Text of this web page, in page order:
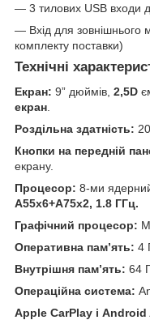
— 3 тилових USB входи
— Вхід для зовнішнього
комплекту поставки)
Технічні
Екран: 9” дюймів, 2,5D
екран
Роздільна здатність:
Кнопки на передній
екрану.
Процесор: 8-ми
A55x6+A75x2, 1.8 ГГц.
Графічний процесор:
Оперативна пам’ять: 4
Внутрішня пам’ять: 64
Операційна система:
Apple CarPlay і Android